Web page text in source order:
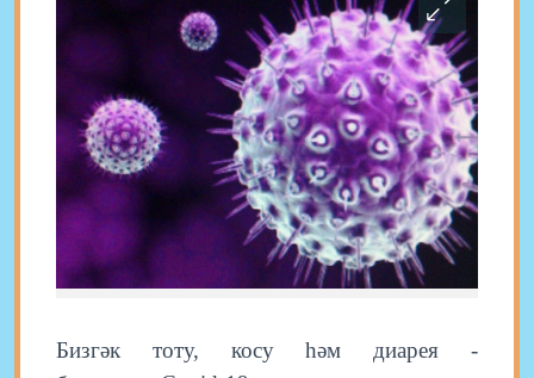
Бизгәк тоту, косу һәм диарея -